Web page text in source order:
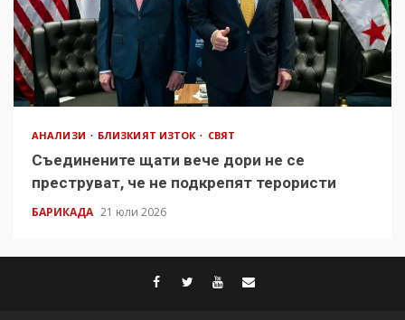
АНАЛИЗИ БЛИЗКИЯТ ИЗТОК СВЯТ
Съединените щати вече дори не се
преструват, че не подкрепят терористи
БАРИКАДА 21 юли 2026
facebook
twitter
youtube